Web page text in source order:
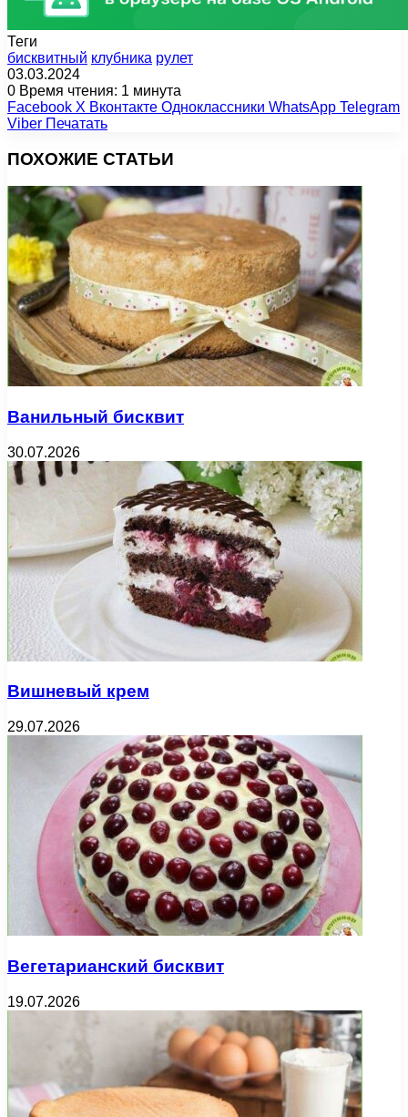
Теги
бисквитный клубника рулет
03.03.2024
0 Время чтения: 1 минута
Facebook X Вконтакте Одноклассники WhatsApp Telegram
Viber Печатать
ПОХОЖИЕ СТАТЬИ
Ванильный бисквит
30.07.2026
Вишневый крем
29.07.2026
Вегетарианский бисквит
19.07.2026